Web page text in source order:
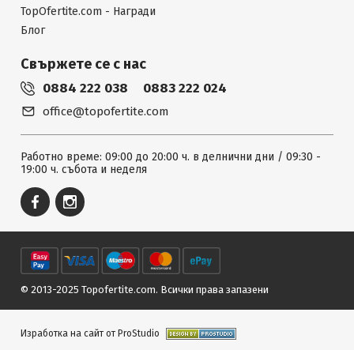
TopOfertite.com - Награди
Блог
Свържете се с нас
0884 222 038 0883 222 024
office@topofertite.com
Работно време: 09:00 до 20:00 ч. в делнични дни / 09:30 -
19:00 ч. събота и неделя
© 2013-2025 Topofertite.com. Всички права запазени
Изработка на сайт от ProStudio